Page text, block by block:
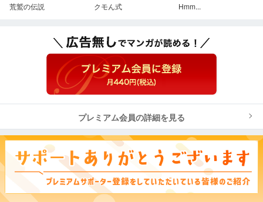
荒鷲の伝説 クモん式 Hmm...
プレミアム会員の詳細を見る